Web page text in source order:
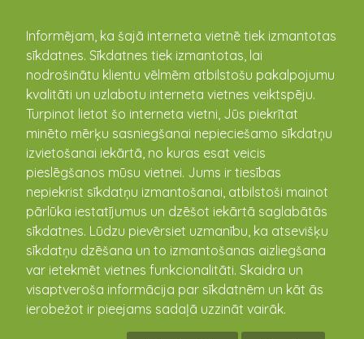
Informējam, ka šajā interneta vietnē tiek izmantotas
sīkdatnes. Sīkdatnes tiek izmantotas, lai
nodrošinātu klientu vēlmēm atbilstošu pakalpojumu
kvalitāti un uzlabotu interneta vietnes veiktspēju.
Turpinot lietot šo interneta vietni, Jūs piekrītat
minēto mērķu sasniegšanai nepieciešamo sīkdatņu
izvietošanai iekārtā, no kuras esat veicis
pieslēgšanos mūsu vietnei. Jums ir tiesības
nepiekrist sīkdatņu izmantošanai, atbilstoši mainot
pārlūka iestatījumus un dzēšot iekārtā saglabātās
sīkdatnes. Lūdzu pievērsiet uzmanību, ka atsevišķu
sīkdatņu dzēšana un to izmantošanas aizliegšana
var ietekmēt vietnes funkcionalitāti. Skaidra un
visaptveroša informācija par sīkdatnēm un kāt ās
ierobežot ir pieejams sadaļā uzzināt vairāk.
kandava.lv
PASĀKUMU
KALENDĀRS
Ērģeļmūzikas koncerts "Tūkstoš mēlēm